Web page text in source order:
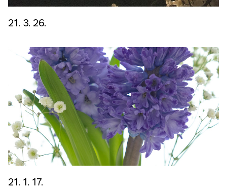
21. 3. 26.
21. 1. 17.